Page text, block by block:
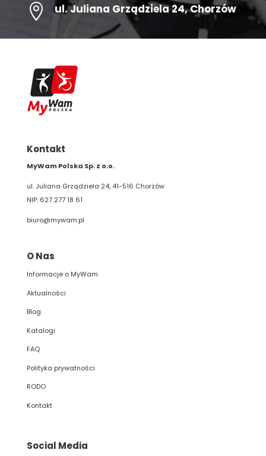
 ul.Juliana Grządziela 24, Chorzów
Kontakt
MyWam Polska Sp. z o.o.
ul. Juliana Grządziela 24, 41-516 Chorzów
NIP: 627 277 18 61
biuro@mywam.pl
O Nas
Informacje o MyWam
Aktualności
Blog
Katalogi
FAQ
Polityka prywatności
RODO
Kontakt
Social Media